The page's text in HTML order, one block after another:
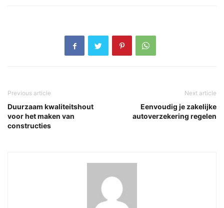
Previous article
Duurzaam kwaliteitshout
voor het maken van
constructies
Next article
Eenvoudig je zakelijke
autoverzekering regelen